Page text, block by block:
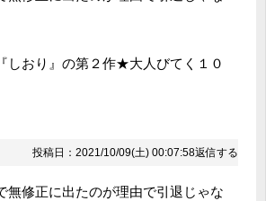
しおり』の第２作★大人びてく１０
投稿日：2021/10/09(土) 00:07:58返信する
無修正に出たのが理由で引退じゃな